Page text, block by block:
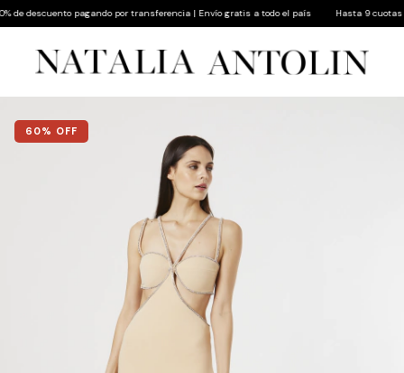
descuento pagando por transferencia | Envío gratis a todo el país Hasta 9 cuotas
60% OFF